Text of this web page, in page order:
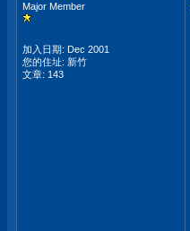
Major Member
加入日期: Dec 2001
您的住址: 新竹
文章: 143